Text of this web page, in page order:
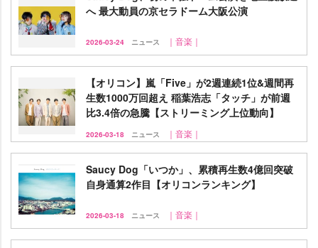
へ 最大動員の京セラドーム大阪公演
2026-03-24 ニュース ｜音楽｜
【オリコン】嵐「Five」が2週連続1位&週間再
生数1000万回超え 稲葉浩志「タッチ」が前週
比3.4倍の急騰【ストリーミング上位動向】
2026-03-18 ニュース ｜音楽｜
Saucy Dog「いつか」、累積再生数4億回突破
自身通算2作目【オリコンランキング】
2026-03-18 ニュース ｜音楽｜